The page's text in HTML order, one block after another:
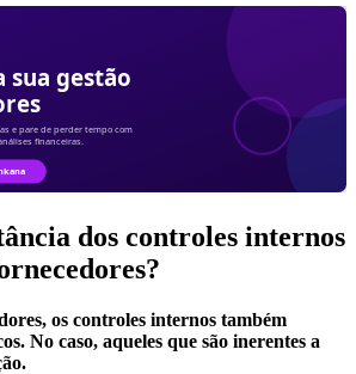
dos controles internos
os controles internos também
No caso, aqueles que são inerentes a